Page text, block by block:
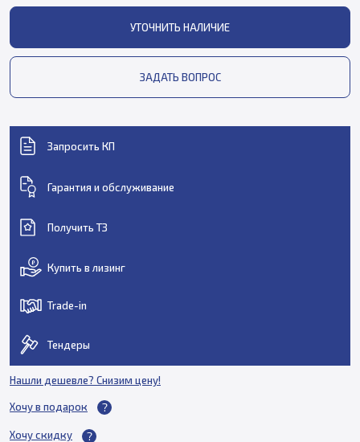
УТОЧНИТЬ НАЛИЧИЕ
ЗАДАТЬ ВОПРОС
Запросить КП
Гарантия и обслуживание
Получить ТЗ
Купить в лизинг
Trade-in
Тендеры
Нашли дешевле? Снизим цену!
Хочу в подарок
Хочу скидку